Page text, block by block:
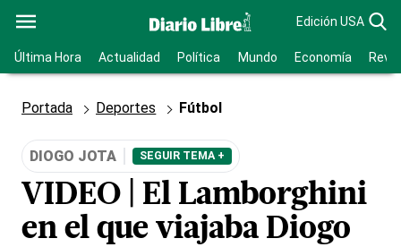
Edición USA
Última Hora Actualidad Política Mundo Economía
Portada Deportes Fútbol
DIOGO JOTA SEGUIR TEMA +
VIDEO | El Lamborghini
en el que viajaba Diogo